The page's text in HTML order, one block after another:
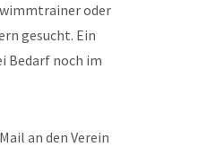
oder
gesucht. Ein
Bedarf noch im
an den Verein